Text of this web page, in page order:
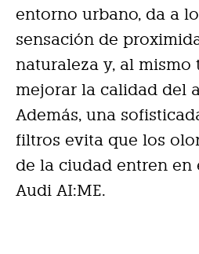
entorno urbano, da a
sensación de
naturaleza y, al mismo
mejorar la calidad del
Además, una
filtros evita que los
de la ciudad entren
Audi AI:ME.